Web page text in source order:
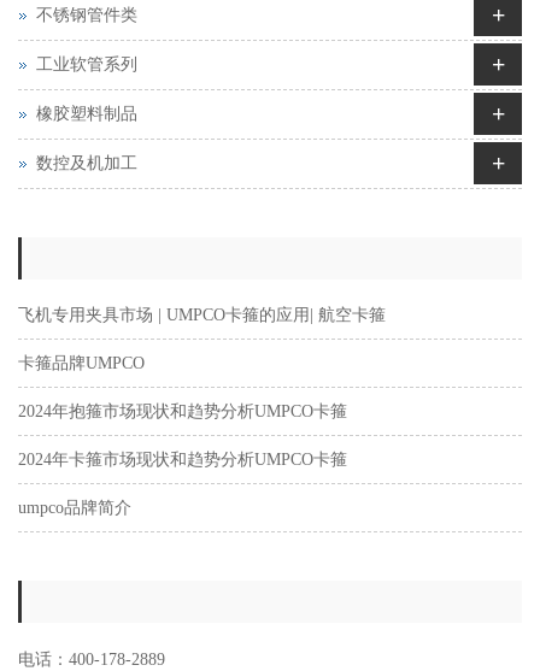
不锈钢管件类 +
工业软管系列 +
橡胶塑料制品 +
数控及机加工 +
飞机专用夹具市场 | UMPCO卡箍的应用| 航空卡箍
卡箍品牌UMPCO
2024年抱箍市场现状和趋势分析UMPCO卡箍
2024年卡箍市场现状和趋势分析UMPCO卡箍
umpco品牌简介
电话：400-178-2889